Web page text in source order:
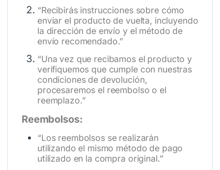
“Recibirás instrucciones sobre cómo
enviar el producto de vuelta, incluyendo
la dirección de envío y el método de
envío recomendado.”
“Una vez que recibamos el producto y
verifiquemos que cumple con nuestras
condiciones de devolución,
procesaremos el reembolso o el
reemplazo.”
Reembolsos:
“Los reembolsos se realizarán
utilizando el mismo método de pago
utilizado en la compra original.”